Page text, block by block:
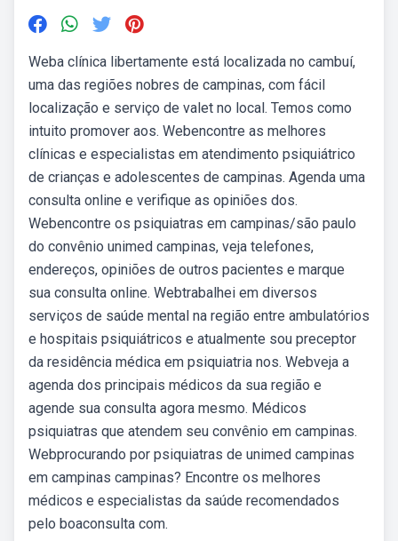
Weba clínica libertamente está localizada no cambuí,
uma das regiões nobres de campinas, com fácil
localização e serviço de valet no local. Temos como
intuito promover aos. Webencontre as melhores
clínicas e especialistas em atendimento psiquiátrico
de crianças e adolescentes de campinas. Agenda uma
consulta online e verifique as opiniões dos.
Webencontre os psiquiatras em campinas/são paulo
do convênio unimed campinas, veja telefones,
endereços, opiniões de outros pacientes e marque
sua consulta online. Webtrabalhei em diversos
serviços de saúde mental na região entre ambulatórios
e hospitais psiquiátricos e atualmente sou preceptor
da residência médica em psiquiatria nos. Webveja a
agenda dos principais médicos da sua região e
agende sua consulta agora mesmo. Médicos
psiquiatras que atendem seu convênio em campinas.
Webprocurando por psiquiatras de unimed campinas
em campinas campinas? Encontre os melhores
médicos e especialistas da saúde recomendados
pelo boaconsulta com.